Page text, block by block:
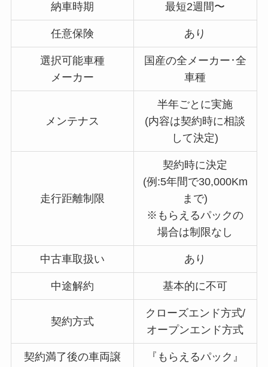
納車時期 最短2週間〜
任意保険 あり
選択可能車種
メーカー
国産の全メーカー･全
車種
メンテナス
半年ごとに実施
(内容は契約時に相談
して決定)
走行距離制限
契約時に決定
(例:5年間で30,000Km
まで)
※もらえるパックの
場合は制限なし
中古車取扱い あり
中途解約 基本的に不可
契約方式
クローズエンド方式/
オープンエンド方式
契約満了後の車両譲
『もらえるパック』